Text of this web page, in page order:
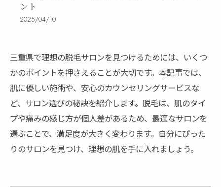
ント
2025/04/10
三重県で理想の脱毛サロンを見つけるためには、いくつ
かのポイントを押さえることが大切です。本記事では、
肌に優しい施術や、安心のカウンセリングサービスな
ど、サロン選びの秘訣を紹介します。脱毛は、肌のタイ
プや痛みの感じ方が個人差があるため、最適なサロンを
選ぶことで、満足度が大きく変わります。自分にぴった
りのサロンを見つけ、理想の肌を手に入れましょう。